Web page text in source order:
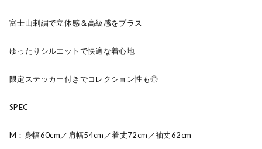
富士山刺繍で立体感＆高級感をプラス
ゆったりシルエットで快適な着心地
限定ステッカー付きでコレクション性も◎
SPEC
M：身幅60cm／肩幅54cm／着丈72cm／袖丈62cm